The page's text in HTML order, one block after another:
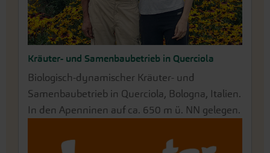
Kräuter- und Samenbaubetrieb in Querciola
Biologisch-dynamischer Kräuter- und
Samenbaubetrieb in Querciola, Bologna, Italien.
In den Apenninen auf ca. 650 m ü. NN gelegen.